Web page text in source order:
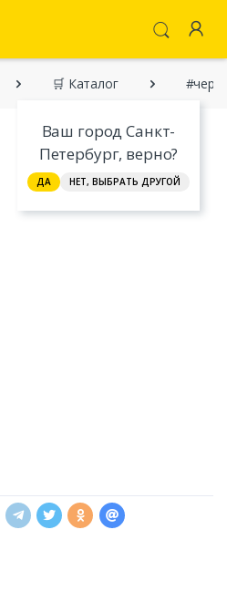
Ваш город Санкт-
Петербург, верно?
ДА НЕТ, ВЫБРАТЬ ДРУГОЙ
🛒 Каталог